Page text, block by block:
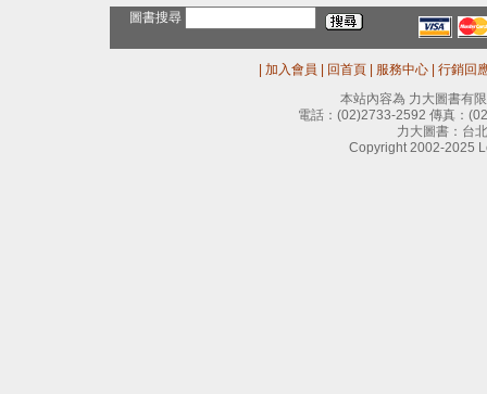
圖書搜尋
加入會員 回首頁 服務中心
行銷回
本站內容為 力大圖書有
電話： (02)2733-2592 傳真：
力大圖書：台
Copyright 2002-2025